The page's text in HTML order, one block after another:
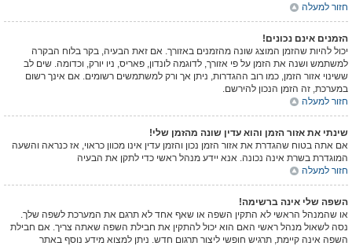
חזור למעלה
הזמנים אינם נכונים!
יכול להיות שהזמן המוצג שונה מהזמנים באזורך. אם זאת הבעיה, בקר בלוח הבקרה
למשתמש ושנה את הזמן על פי אזורך, לדוגמה לונדון, פאריס, ניו יורק, וכדומה. שים לב
ששינוי אזור הזמן, כמו רוב ההגדרות, ניתן אך ורק למשתמשים רשומים. אם אינך רשום
במערכת, זה הזמן הנכון להירשם.
חזור למעלה
שינתי את אזור הזמן והוא עדין שונה מהזמן שלי!
אם אתה בטוח שהגדרת את אזור הזמן נכון והזמן עדין אינו מכוון כראוי, אז כנראה והשעה
המוגדרת בשרת אינה נכונה. אנא יידע מנהל ראשי כדי לתקן את הבעיה
חזור למעלה
השפה שלי אינה ברשימה!
או שהמנהל הראשי לא התקין השפה או שאף אחד לא תרגם את המערכת לשפה שלך.
נסה לשאול מנהל ראשי האם הוא יכול להתקין את חבילת השפה שאתה צריך. אם חבילת
השפה אינה קיימת, תרגיש חופשי ליצור תרגום חדש. ניתן למצוא מידע נוסף באתר